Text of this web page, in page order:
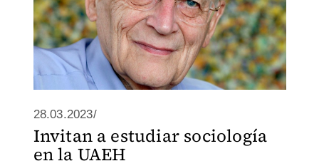
28.03.2023/
Invitan a estudiar sociología
en la UAEH